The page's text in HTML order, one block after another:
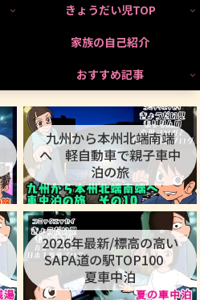
きょうだい児TOP
家族の自己紹介
おすすめ記事
九州から本州北端南端
へ 軽自動車で親子車中
泊の旅
2026年最新/標高の高い
SAPA道の駅TOP100
夏車中泊